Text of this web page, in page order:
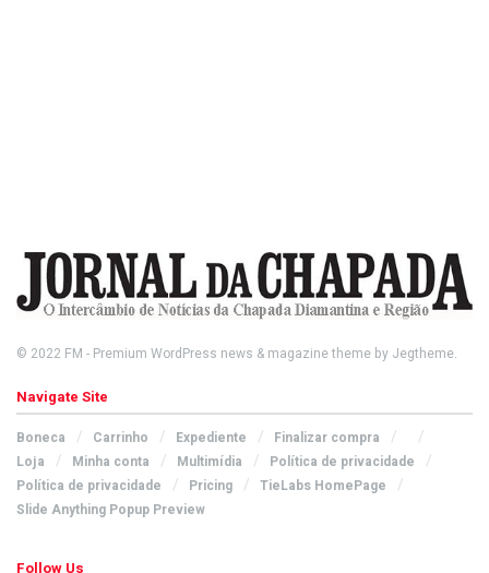
© 2022 FM - Premium WordPress news & magazine theme by Jegtheme.
Navigate Site
Boneca Carrinho Expediente
Finalizar compra
Loja
Minha conta Multimídia
Política de privacidade
Política de privacidade
Pricing
TieLabs HomePage
Slide Anything Popup Preview
Follow Us